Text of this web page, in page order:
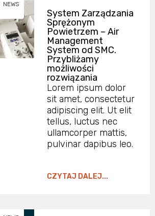
NEWS
System Zarządzania
Sprężonym
Powietrzem – Air
Management
System od SMC.
Przybliżamy
możliwości
rozwiązania
Lorem ipsum dolor
sit amet, consectetur
adipiscing elit. Ut elit
tellus, luctus nec
ullamcorper mattis,
pulvinar dapibus leo.
CZYTAJ DALEJ...